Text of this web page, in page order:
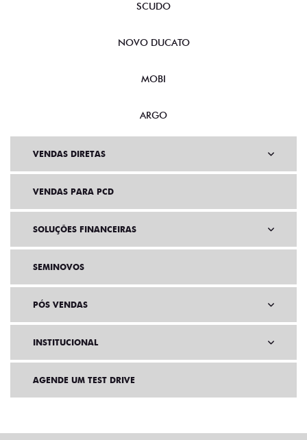
SCUDO
NOVO DUCATO
MOBI
ARGO
VENDAS DIRETAS
VENDAS PARA PCD
SOLUÇÕES FINANCEIRAS
SEMINOVOS
PÓS VENDAS
INSTITUCIONAL
AGENDE UM TEST DRIVE